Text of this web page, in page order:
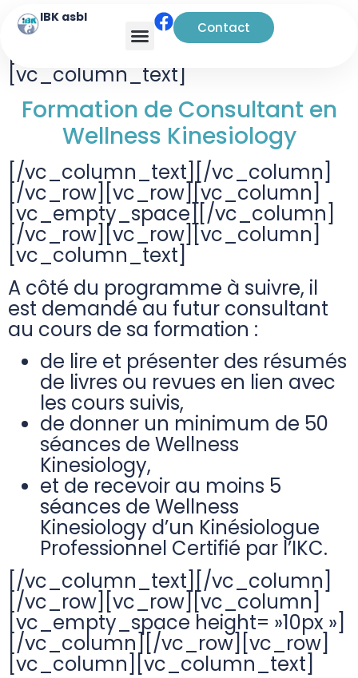
IBK asbl
Contact
[vc_row][vc_column]
[vc_column_text]
Formation de Consultant en
Wellness Kinesiology
[/vc_column_text][/vc_column]
[/vc_row][vc_row][vc_column]
[vc_empty_space][/vc_column]
[/vc_row][vc_row][vc_column]
[vc_column_text]
A côté du programme à suivre, il
est demandé au futur consultant
au cours de sa formation :
de lire et présenter des résumés
de livres ou revues en lien avec
les cours suivis,
de donner un minimum de 50
séances de Wellness
Kinesiology,
et de recevoir au moins 5
séances de Wellness
Kinesiology d’un Kinésiologue
Professionnel Certifié par l’IKC.
[/vc_column_text][/vc_column]
[/vc_row][vc_row][vc_column]
[vc_empty_space height= »10px »]
[/vc_column][/vc_row][vc_row]
[vc_column][vc_column_text]